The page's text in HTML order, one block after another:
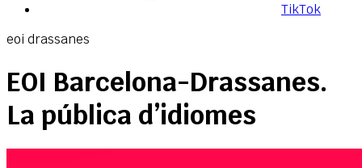
TikTok
eoi drassanes
EOI Barcelona-Drassanes.
La pública d’idiomes